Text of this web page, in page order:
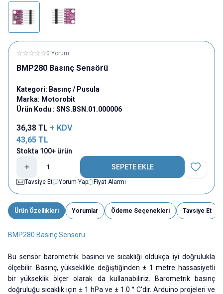
0 Yorum
BMP280 Basınç Sensörü
Kategori: Basınç / Pusula
Marka: Motorobit
Ürün Kodu : SNS.BSN.01.000006
36,38 TL + KDV
43,65 TL
Stokta 100+ ürün
SEPETE EKLE
Favoriye
Tavsiye Et
Yorum Yap Fiyat Alarmı
Ürün Özellikleri Yorumlar Ödeme Seçenekleri Tavsiye Et
BMP280 Basınç Sensörü
Bu sensör barometrik basıncı ve sıcaklığı oldukça iyi doğrulukla
ölçebilir. Basınç, yükseklikle değiştiğinden ± 1 metre hassasiyetli
bir yükseklik ölçer olarak da kullanabiliriz. Barometrik basınç
doğruluğu sıcaklık için ± 1 hPa ve ± 1.0 ° C'dir. Arduino projeleri ve